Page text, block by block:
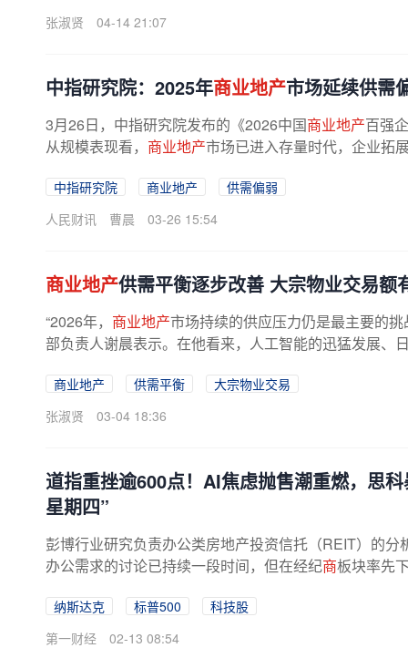
张淑贤
04-14 21:07
中指研究院：2025年商业地产市场延续供需
3月26日，中指研究院发布的《2026中国商业地产百强
从规模表现看， 商业地产市场已进入存量时代，企业拓
中指研究院 商业地产
供需偏弱
人民财讯
曹晨 03-26 15:54
商业地产供需平衡逐步改善 大宗物业交易额
“2026年， 商业地产市场持续的供应压力仍是最主要的
部负责人谢晨表示。在他看来，人工智能的迅猛发展、
商业地产 供需平衡
大宗物业交易
张淑贤
03-04 18:36
道指重挫逾600点！AI焦虑抛售潮重燃，思
星期四”
彭博行业研究负责办公类房地产投资信托（REIT）的分
办公需求的讨论已持续一段时间，但在经纪商板块率先
纳斯达克 标普500
科技股
第一财经
02-13 08:54